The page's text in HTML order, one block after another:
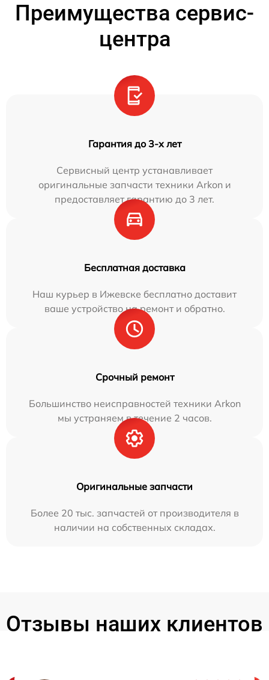
Преимущества сервис-
центра
Гарантия до 3-х лет
Сервисный центр устанавливает
оригинальные запчасти техники Arkon и
предоставляет гарантию до 3 лет.
Бесплатная доставка
Наш курьер в Ижевске бесплатно доставит
ваше устройство на ремонт и обратно.
Срочный ремонт
Большинство неисправностей техники Arkon
мы устраняем в течение 2 часов.
Оригинальные запчасти
Более 20 тыс. запчастей от производителя в
наличии на собственных складах.
Отзывы наших клиентов